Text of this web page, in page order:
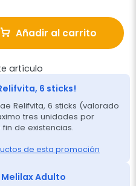
Añadir al carrito
artículo
6 sticks!
Relifvita, 6 sticks (valorado
tres unidades por
de existencias.
de esta promoción
Adulto